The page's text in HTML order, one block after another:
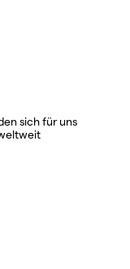
sich für uns